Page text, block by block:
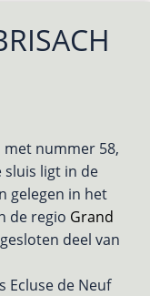
met nummer 58,
sluis ligt in de
gelegen in het
de regio Grand
deel van
Ecluse de Neuf